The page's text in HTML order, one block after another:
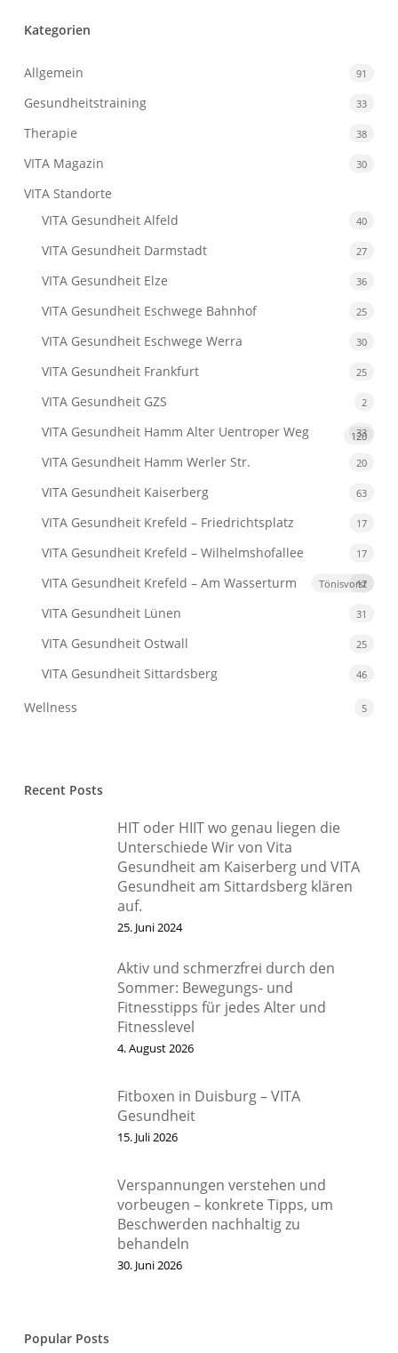
Kategorien
Allgemein 91
Gesundheitstraining 33
Therapie 38
VITA Magazin 30
VITA Standorte
120
VITA Gesundheit Alfeld 40
VITA Gesundheit Darmstadt 27
VITA Gesundheit Elze 36
VITA Gesundheit Eschwege Bahnhof 25
VITA Gesundheit Eschwege Werra 30
VITA Gesundheit Frankfurt 25
VITA Gesundheit GZS 2
VITA Gesundheit Hamm Alter Uentroper Weg 33
VITA Gesundheit Hamm Werler Str. 20
VITA Gesundheit Kaiserberg 63
VITA Gesundheit Krefeld – Friedrichtsplatz 17
VITA Gesundheit Krefeld – Wilhelmshofallee 17
VITA Gesundheit Krefeld Tönisvorst
– Am Wasserturm 17
VITA Gesundheit Lünen 31
VITA Gesundheit Ostwall 25
VITA Gesundheit Sittardsberg 46
Wellness 5
Recent Posts
HIT oder HIIT wo genau liegen die
Unterschiede Wir von Vita
Gesundheit am Kaiserberg und VITA
Gesundheit am Sittardsberg klären
auf.
25. Juni 2024
Aktiv und schmerzfrei durch den
Sommer: Bewegungs- und
Fitnesstipps für jedes Alter und
Fitnesslevel
4. August 2026
Fitboxen in Duisburg – VITA
Gesundheit
15. Juli 2026
Verspannungen verstehen und
vorbeugen – konkrete Tipps, um
Beschwerden nachhaltig zu
behandeln
30. Juni 2026
Popular Posts